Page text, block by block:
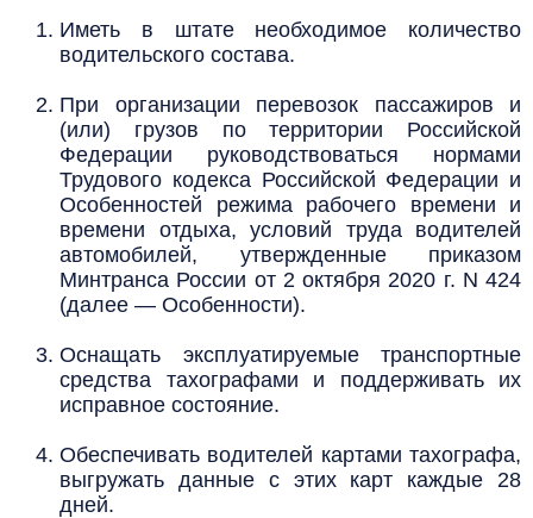
Иметь в штате необходимое количество
водительского состава.
При организации перевозок пассажиров и
(или) грузов по территории Российской
Федерации руководствоваться нормами
Трудового кодекса Российской Федерации и
Особенностей режима рабочего времени и
времени отдыха, условий труда водителей
автомобилей, утвержденные приказом
Минтранса России от 2 октября 2020 г. N 424
(далее — Особенности).
Оснащать эксплуатируемые транспортные
средства тахографами и поддерживать их
исправное состояние.
Обеспечивать водителей картами тахографа,
выгружать данные с этих карт каждые 28
дней.